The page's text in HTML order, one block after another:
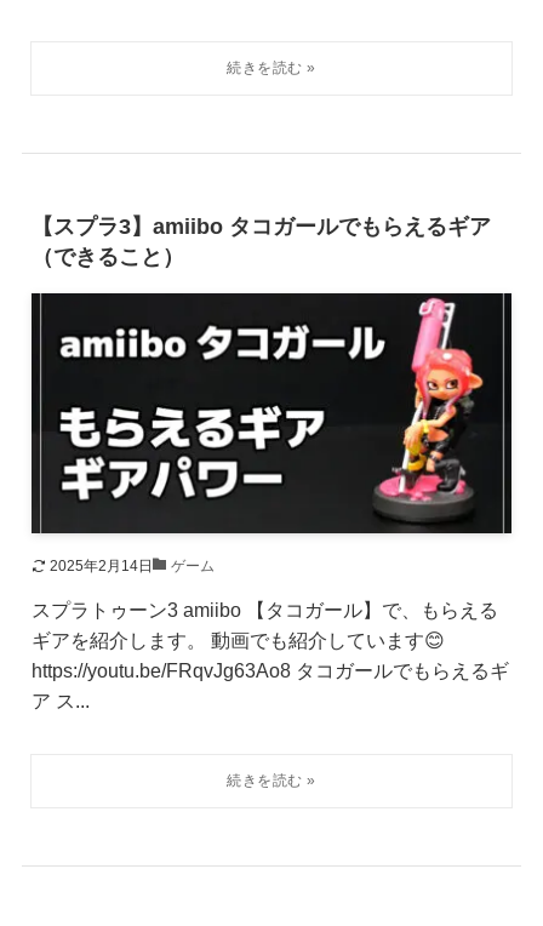
【スプラ3】amiibo タコガールでもらえるギア
（できること）
2025年2月14日 ゲーム
スプラトゥーン3 amiibo 【タコガール】で、もらえる
ギアを紹介します。 動画でも紹介しています😊
https://youtu.be/FRqvJg63Ao8 タコガールでもらえるギ
ア ス...